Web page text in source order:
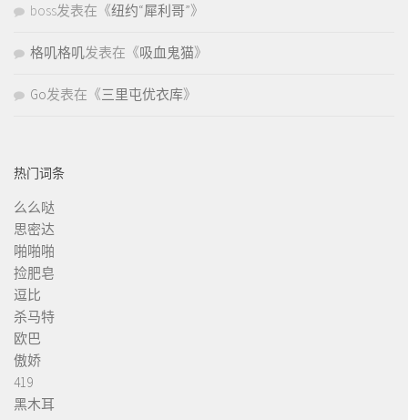
boss发表在《纽约“犀利哥”》
格叽格叽发表在《吸血鬼猫》
Go发表在《三里屯优衣库》
热门词条
么么哒
思密达
啪啪啪
捡肥皂
逗比
杀马特
欧巴
傲娇
419
黑木耳